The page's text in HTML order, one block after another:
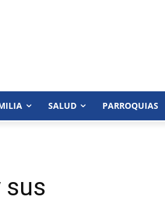
SALUD PARROQUIAS
sus